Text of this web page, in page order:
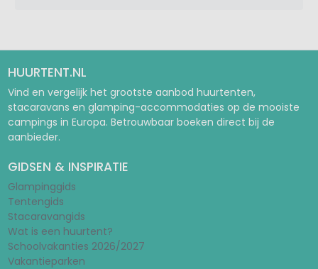
HUURTENT.NL
Vind en vergelijk het grootste aanbod huurtenten,
stacaravans en glamping-accommodaties op de mooiste
campings in Europa. Betrouwbaar boeken direct bij de
aanbieder.
GIDSEN & INSPIRATIE
Glampinggids
Tentengids
Stacaravangids
Wat is een huurtent?
Schoolvakanties 2026/2027
Vakantieparken